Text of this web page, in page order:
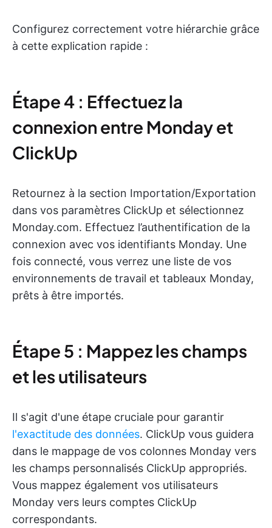
Configurez correctement votre hiérarchie grâce
à cette explication rapide :
Étape 4 : Effectuez la
connexion entre Monday et
ClickUp
Retournez à la section Importation/Exportation
dans vos paramètres ClickUp et sélectionnez
Monday.com. Effectuez l’authentification de la
connexion avec vos identifiants Monday. Une
fois connecté, vous verrez une liste de vos
environnements de travail et tableaux Monday,
prêts à être importés.
Étape 5 : Mappez les champs
et les utilisateurs
Il s'agit d'une étape cruciale pour garantir
l'exactitude des données. ClickUp vous guidera
dans le mappage de vos colonnes Monday vers
les champs personnalisés ClickUp appropriés.
Vous mappez également vos utilisateurs
Monday vers leurs comptes ClickUp
correspondants.